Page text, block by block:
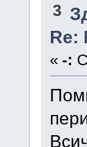
3
Re:
« -: